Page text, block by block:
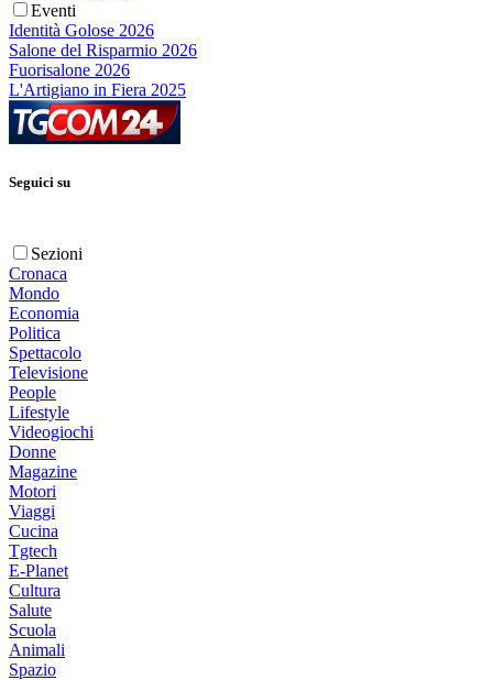
Eventi
Identità Golose 2026
Salone del Risparmio 2026
Fuorisalone 2026
L'Artigiano in Fiera 2025
Seguici su
Sezioni
Cronaca
Mondo
Economia
Politica
Spettacolo
Televisione
People
Lifestyle
Videogiochi
Donne
Magazine
Motori
Viaggi
Cucina
Tgtech
E-Planet
Cultura
Salute
Scuola
Animali
Spazio